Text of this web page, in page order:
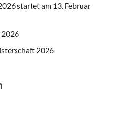
startet am 13. Februar
2026
2026